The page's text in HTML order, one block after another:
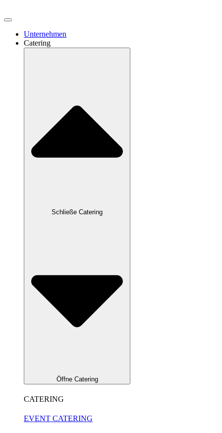
Unternehmen
Catering
Schließe Catering
Öffne Catering
CATERING
EVENT CATERING